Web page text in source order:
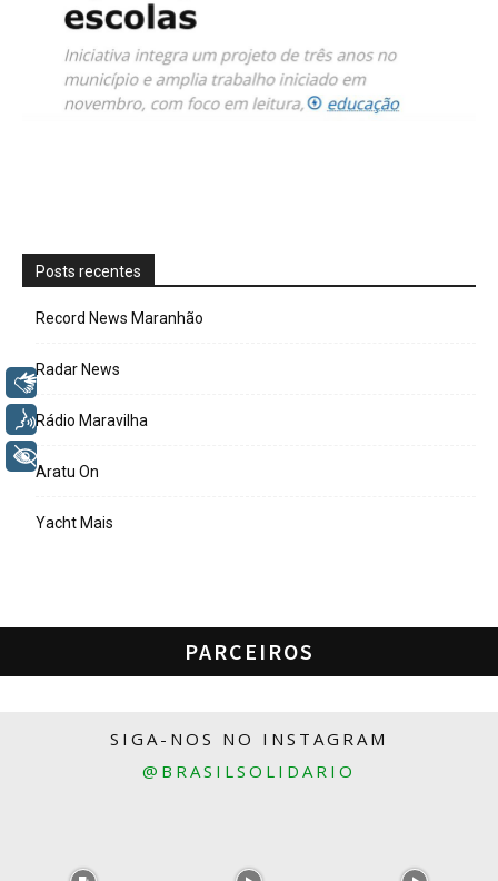
Posts recentes
Record News Maranhão
Radar News
Rádio Maravilha
Aratu On
Yacht Mais
PARCEIROS
SIGA-NOS NO INSTAGRAM
@BRASILSOLIDARIO
Voz